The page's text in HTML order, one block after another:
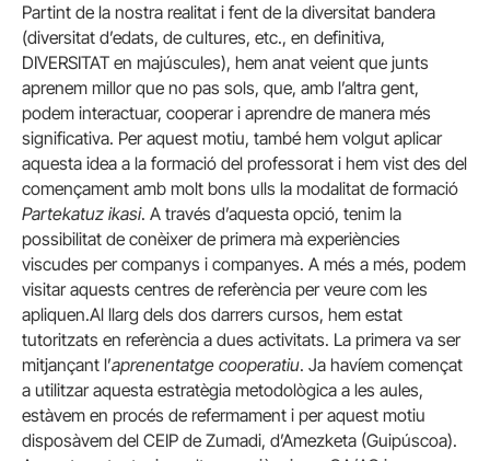
Partint de la nostra realitat i fent de la diversitat bandera
(diversitat d’edats, de cultures, etc., en definitiva,
DIVERSITAT en majúscules), hem anat veient que junts
aprenem millor que no pas sols, que, amb l’altra gent,
podem interactuar, cooperar i aprendre de manera més
significativa. Per aquest motiu, també hem volgut aplicar
aquesta idea a la formació del professorat i hem vist des del
començament amb molt bons ulls la modalitat de formació
Partekatuz ikasi. A través d’aquesta opció, tenim la
possibilitat de conèixer de primera mà experiències
viscudes per companys i companyes. A més a més, podem
visitar aquests centres de referència per veure com les
apliquen.Al llarg dels dos darrers cursos, hem estat
tutoritzats en referència a dues activitats. La primera va ser
mitjançant l’aprenentatge cooperatiu. Ja havíem començat
a utilitzar aquesta estratègia metodològica a les aules,
estàvem en procés de refermament i per aquest motiu
disposàvem del CEIP de Zumadi, d’Amezketa (Guipúscoa).